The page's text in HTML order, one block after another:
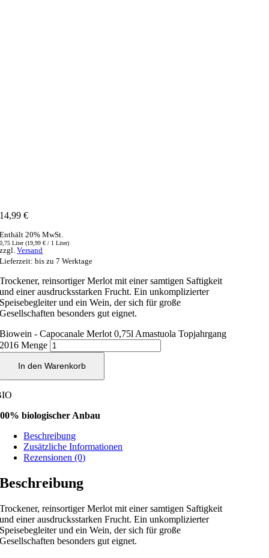
14,99€
Enthält 20% MwSt.
0,75 Liter (19,99€ / 1 Liter)
zzgl.Versand
Lieferzeit: bis zu 7 Werktage
Trockener, reinsortiger Merlot mit einer samtigen Saftigkeit
und einer ausdrucksstarken Frucht. Ein unkomplizierter
Speisebegleiter und ein Wein, der sich für große
Gesellschaften besonders gut eignet.
Biowein - Capocanale Merlot 0,75l Amastuola Topjahrgang
2016 Menge
In den Warenkorb
biologischer Anbau
Beschreibung
Zusätzliche Informationen
Rezensionen (0)
Beschreibung
Trockener, reinsortiger Merlot mit einer samtigen Saftigkeit
und einer ausdrucksstarken Frucht. Ein unkomplizierter
Speisebegleiter und ein Wein, der sich für große
Gesellschaften besonders gut eignet.